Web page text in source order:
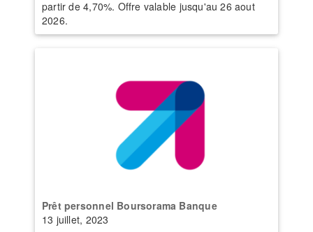
partir de 4,70%. Offre valable jusqu'au 26 aout
2026.
Prêt personnel Boursorama Banque
13 juillet, 2023